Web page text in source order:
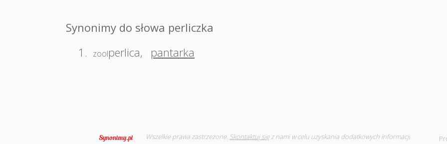
Synonimy do słowa perliczka
1.
zoolperlica, pantarka
Wszelkie prawa zastrzeżone. Skontaktuj sięz nami w celu uzyskania dodatkowych informacji